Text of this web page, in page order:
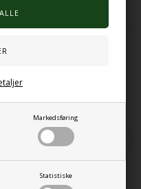
Markedsføring
Statistiske